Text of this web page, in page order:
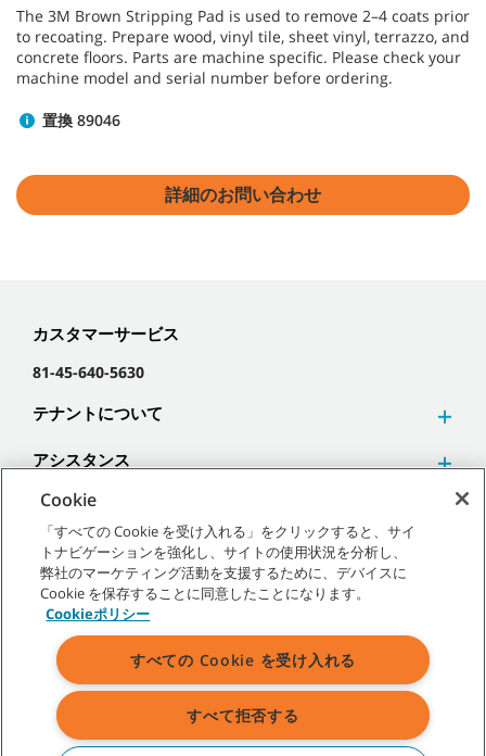
The 3M Brown Stripping Pad is used to remove 2–4 coats prior
to recoating. Prepare wood, vinyl tile, sheet vinyl, terrazzo, and
concrete floors. Parts are machine specific. Please check your
machine model and serial number before ordering.
置換 89046
詳細のお問い合わせ
カスタマーサービス
81-45-640-5630
テナントについて
アシスタンス
©2026テナントカンパニー 無断複写･転載を禁じます。
サイトマップ|一般ポリシー|利用規約|販売条件
表示されている弊社商標およびロゴに関するすべての権利はテナント
Cookie
「すべての Cookie を受け入れる」をクリックすると、サイ
トナビゲーションを強化し、サイトの使用状況を分析し、
弊社のマーケティング活動を支援するために、デバイスに
Cookie を保存することに同意したことになります。
Cookieポリシー
すべての Cookie を受け入れる
すべて拒否する